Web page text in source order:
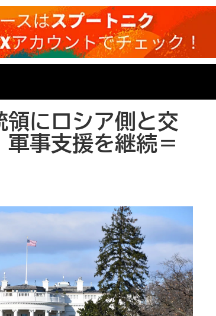
にロシア側と交
事支援を継続＝